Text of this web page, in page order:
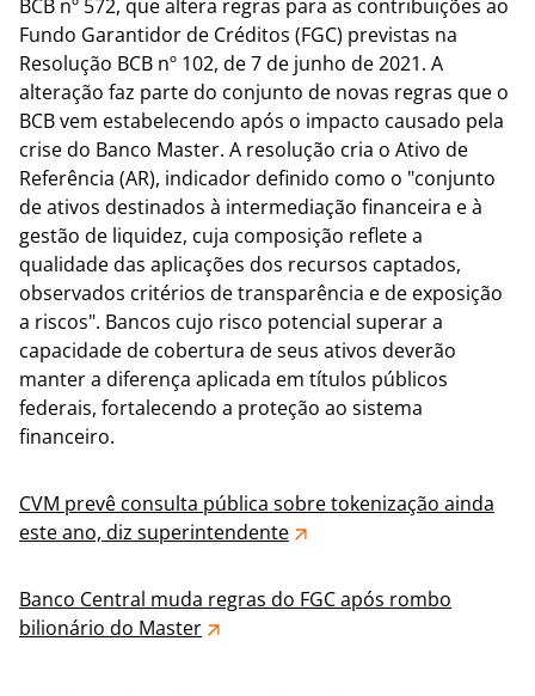
BCB nº 572, que altera regras para as contribuições ao
Fundo Garantidor de Créditos (FGC) previstas na
Resolução BCB nº 102, de 7 de junho de 2021. A
alteração faz parte do conjunto de novas regras que o
BCB vem estabelecendo após o impacto causado pela
crise do Banco Master. A resolução cria o Ativo de
Referência (AR), indicador definido como o "conjunto
de ativos destinados à intermediação financeira e à
gestão de liquidez, cuja composição reflete a
qualidade das aplicações dos recursos captados,
observados critérios de transparência e de exposição
a riscos". Bancos cujo risco potencial superar a
capacidade de cobertura de seus ativos deverão
manter a diferença aplicada em títulos públicos
federais, fortalecendo a proteção ao sistema
financeiro.
CVM prevê consulta pública sobre tokenização ainda
este ano, diz superintendente
Banco Central muda regras do FGC após rombo
bilionário do Master